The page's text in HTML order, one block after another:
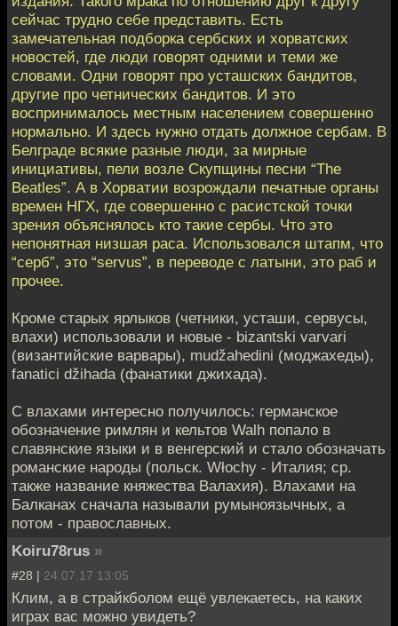
сейчас трудно себе представить. Есть
замечательная подборка сербских и хорватских
новостей, где люди говорят одними и теми же
словами. Одни говорят про усташских бандитов,
другие про четнических бандитов. И это
воспринималось местным населением совершенно
нормально. И здесь нужно отдать должное сербам. В
Белграде всякие разные люди, за мирные
инициативы, пели возле Скупщины песни “The
Beatles”. А в Хорватии возрождали печатные органы
времен НГХ, где совершенно с расистской точки
зрения объяснялось кто такие сербы. Что это
непонятная низшая раса. Использовался штапм, что
“серб”, это “servus”, в переводе с латыни, это раб и
прочее.
Кроме старых ярлыков (четники, усташи, сервусы,
влахи) использовали и новые - bizantski varvari
(византийские варвары), mudžahedini (моджахеды),
fanatici džihada (фанатики джихада).
С влахами интересно получилось: германское
обозначение римлян и кельтов Walh попало в
славянские языки и в венгерский и стало обозначать
романские народы (польск. Włochy - Италия; ср.
также название княжества Валахия). Влахами на
Балканах сначала называли румыноязычных, а
потом - православных.
Koiru78rus »
#28 | 24.07.17 13:05
Клим, а в страйкболом ещё увлекаетесь, на каких
играх вас можно увидеть?